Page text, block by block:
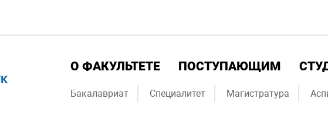
О ФАКУЛЬТЕТЕ ПОСТУПАЮЩИМ
Бакалавриат Специалитет Магистратура